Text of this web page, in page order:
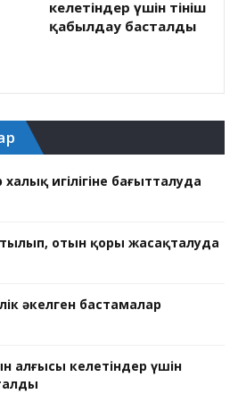
келетіндер үшін өтініш
қабылдау басталды
игілігіне бағытталуда
отын қоры жасақталуда
әкелген бастамалар
алғысы келетіндер үшін